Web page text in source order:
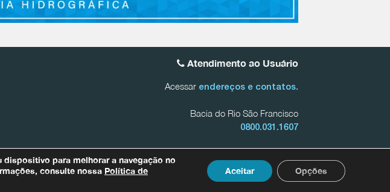
Atendimento ao Usuário
Acessar endereços e contatos.
Bacia do Rio São Francisco
0800.031.1607
quaisquer informações relacionadas a dados pessoais entre em contato com nosso
de Proteção de Dados (DPO) por meio do e-mail
dpo@agenciapeixevivo.org.br
para melhorar a navegação no
consulte nossa Política de
Aceitar Opções